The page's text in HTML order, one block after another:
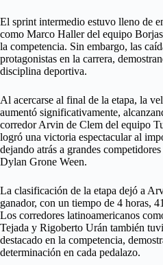
El sprint intermedio estuvo lleno de
como Marco Haller del equipo
la competencia. Sin embargo, las
protagonistas en la carrera,
disciplina deportiva.
Al acercarse al final de la etapa, la
aumentó significativamente,
corredor Arvin de Clem del equipo
logró una victoria espectacular al
dejando atrás a grandes
Dylan Grone Ween.
La clasificación de la etapa dejó a
ganador, con un tiempo de 4 horas,
Los corredores latinoamericanos
Tejada y Rigoberto Urán también
destacado en la competencia,
determinación en cada pedalazo.